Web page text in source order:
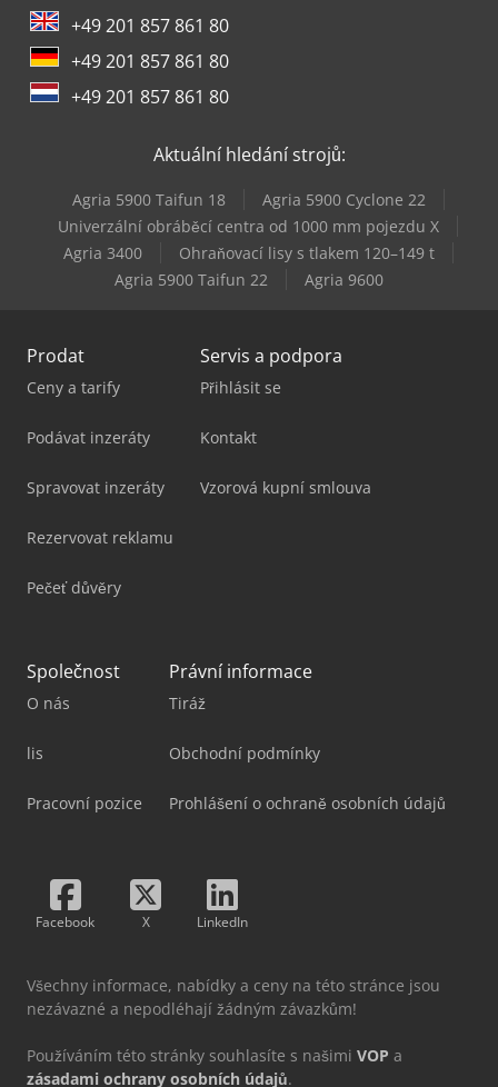
+49 201 857 861 80
+49 201 857 861 80
+49 201 857 861 80
Aktuální hledání strojů:
Agria 5900 Taifun 18
Agria 5900 Cyclone 22
Univerzální obráběcí centra od 1000 mm pojezdu X
Agria 3400
Ohraňovací lisy s tlakem 120–149 t
Agria 5900 Taifun 22
Agria 9600
Prodat
Ceny a tarify
Podávat inzeráty
Spravovat inzeráty
Rezervovat reklamu
Pečeť důvěry
Servis a podpora
Přihlásit se
Kontakt
Vzorová kupní smlouva
Společnost
O nás
lis
Pracovní pozice
Právní informace
Tiráž
Obchodní podmínky
Prohlášení o ochraně osobních údajů
Facebook X LinkedIn
Všechny informace, nabídky a ceny na této stránce jsou
nezávazné a nepodléhají žádným závazkům!
Používáním této stránky souhlasíte s našimi VOP a
zásadami ochrany osobních údajů.